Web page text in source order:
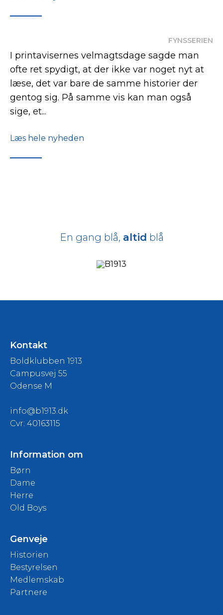
FYNSSERIEN
I printavisernes velmagtsdage sagde man
ofte ret spydigt, at der ikke var noget nyt at
læse, det var bare de samme historier der
gentog sig. På samme vis kan man også
sige, et...
Læs hele nyheden
En gang blå, altid blå
Kontakt
Boldklubben 1913
Campusvej 55
Odense M
info@b1913.dk
Cvr: 40163115
Information om
Børn
Dame
Herre
Old Boys
Genveje
Historien
Bestyrelsen
Medlemskab
Partnere